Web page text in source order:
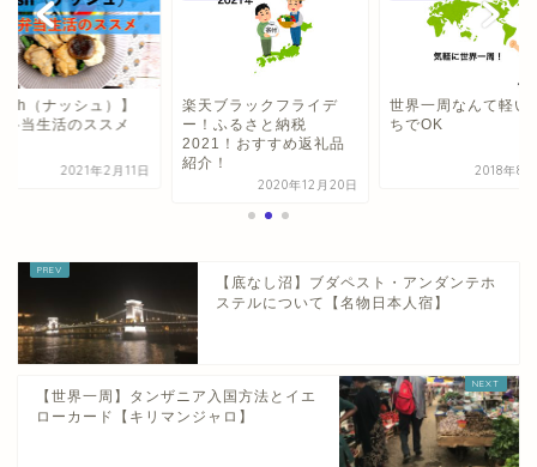
ブラックフライデ
ふるさと納税
世界一周なんて軽い気持
ちでOK
【nosh（ナッシュ
冷凍弁当生活のスス
2021年2
【底なし沼】ブダペスト・アンダンテホ
ステルについて【名物日本人宿】
【世界一周】タンザニア入国方法とイエ
ローカード【キリマンジャロ】